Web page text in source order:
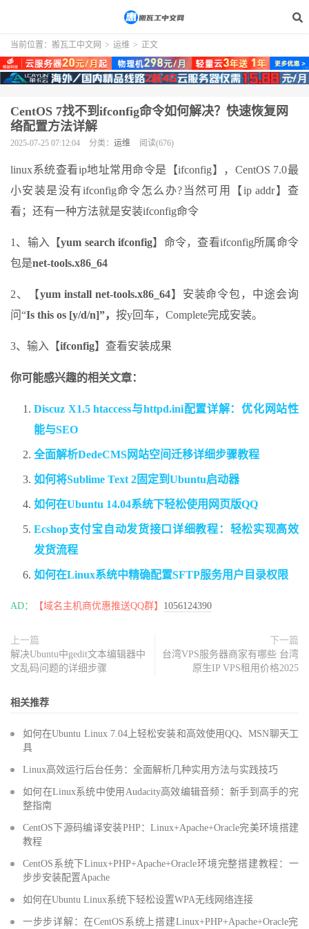
当前位置： 搬瓦工中文网 > 运维 > 正文
CentOS 7找不到ifconfig命令如何解决？快速恢复网
络配置方法详解
2025-07-25 07:12:04 分类： 运维 阅读(676)
linux系统查看ip地址常用命令是【ifconfig】，CentOS 7.0最
小安装是没有ifconfig命令怎么办?当然可用【ip addr】查
看；还有一种方法就是安装ifconfig命令
1、输入【yum search ifconfig】命令，查看ifconfig所属命令
包是net-tools.x86_64
2、【yum install net-tools.x86_64】安装命令包，中途会询
问“Is this os [y/d/n]”， 按y回车，Complete完成安装。
3、输入【ifconfig】查看安装成果
你可能感兴趣的相关文章：
Discuz X1.5 htaccess与httpd.ini配置详解：优化网站性
能与SEO
全面解析DedeCMS网站空间迁移详细步骤教程
如何将Sublime Text 2固定到Ubuntu启动器
如何在Ubuntu 14.04系统下轻松使用网页版QQ
Ecshop支付宝自动发货接口详细教程：轻松实现高效
发货流程
如何在Linux系统中精确配置SFTP服务用户目录权限
AD： 【域名主机商优惠推送QQ群】 1056124390
上一篇
解决Ubuntu中gedit文本编辑器中
文乱码问题的详细步骤
下一篇
台湾VPS服务器商家有哪些 台湾
原生IP VPS租用价格2025
相关推荐
如何在Ubuntu Linux 7.04上轻松安装和高效使用QQ、MSN聊天工
具
Linux高效运行后台任务：全面解析几种实用方法与实践技巧
如何在Linux系统中使用Audacity高效编辑音频：新手到高手的完
整指南
CentOS下源码编译安装PHP：Linux+Apache+Oracle完美环境搭建
教程
CentOS系统下Linux+PHP+Apache+Oracle环境完整搭建教程：一
步步安装配置Apache
如何在Ubuntu Linux系统下轻松设置WPA无线网络连接
一步步详解：在CentOS系统上搭建Linux+PHP+Apache+Oracle完